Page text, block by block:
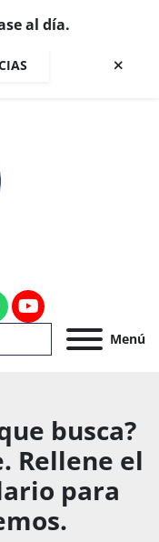
al día.
Menú
youtube
busca?
Rellene el
para